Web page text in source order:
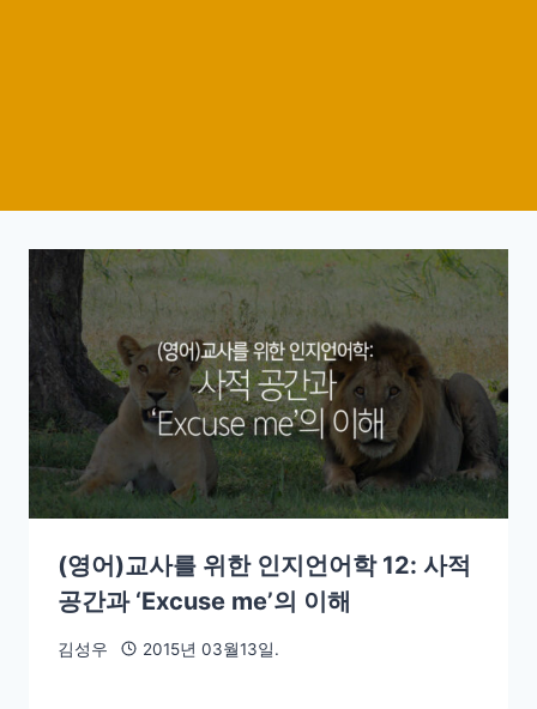
(영어)교사를 위한 인지언어학 12: 사적
공간과 ‘Excuse me’의 이해
김성우 2015년 03월13일.